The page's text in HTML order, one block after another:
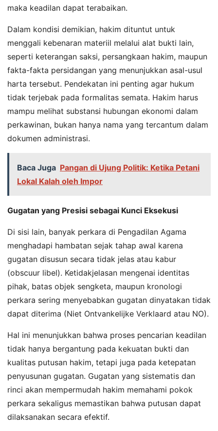
maka keadilan dapat terabaikan.
Dalam kondisi demikian, hakim dituntut untuk
menggali kebenaran materiil melalui alat bukti lain,
seperti keterangan saksi, persangkaan hakim, maupun
fakta-fakta persidangan yang menunjukkan asal-usul
harta tersebut. Pendekatan ini penting agar hukum
tidak terjebak pada formalitas semata. Hakim harus
mampu melihat substansi hubungan ekonomi dalam
perkawinan, bukan hanya nama yang tercantum dalam
dokumen administrasi.
Baca Juga Pangan di Ujung Politik: Ketika Petani
Lokal Kalah oleh Impor
Gugatan yang Presisi sebagai Kunci Eksekusi
Di sisi lain, banyak perkara di Pengadilan Agama
menghadapi hambatan sejak tahap awal karena
gugatan disusun secara tidak jelas atau kabur
(obscuur libel). Ketidakjelasan mengenai identitas
pihak, batas objek sengketa, maupun kronologi
perkara sering menyebabkan gugatan dinyatakan tidak
dapat diterima (Niet Ontvankelijke Verklaard atau NO).
Hal ini menunjukkan bahwa proses pencarian keadilan
tidak hanya bergantung pada kekuatan bukti dan
kualitas putusan hakim, tetapi juga pada ketepatan
penyusunan gugatan. Gugatan yang sistematis dan
rinci akan mempermudah hakim memahami pokok
perkara sekaligus memastikan bahwa putusan dapat
dilaksanakan secara efektif.